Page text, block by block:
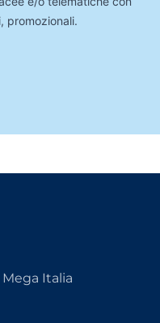
promozionali.
Italia